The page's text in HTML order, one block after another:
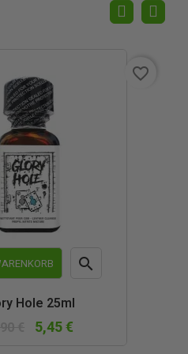

Hole 25ml
5,45 €
favorite_border